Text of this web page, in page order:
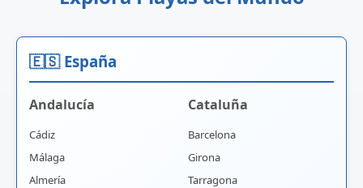
🇪🇸 España
Andalucía
Cádiz
Málaga
Almería
Cataluña
Barcelona
Girona
Tarragona